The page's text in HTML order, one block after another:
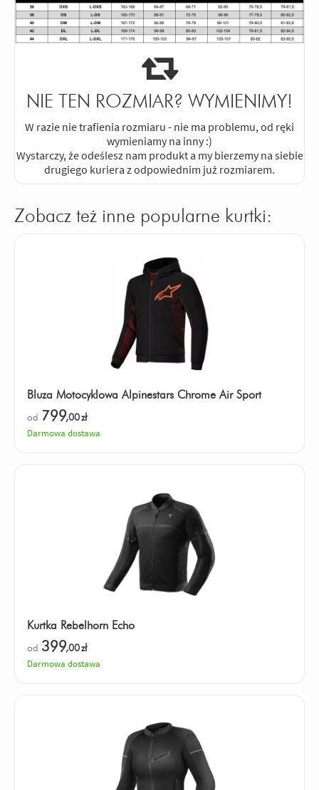
NIE TEN ROZMIAR? WYMIENIMY!
W razie nie trafienia rozmiaru - nie ma problemu, od ręki
wymieniamy na inny :)
Wystarczy, że odeślesz nam produkt a my bierzemy na siebie
drugiego kuriera z odpowiednim już rozmiarem.
Zobacz też inne popularne kurtki:
Bluza Motocyklowa Alpinestars Chrome Air Sport
od 799,00zł
Darmowa dostawa
Kurtka Rebelhorn Echo
od 399,00zł
Darmowa dostawa